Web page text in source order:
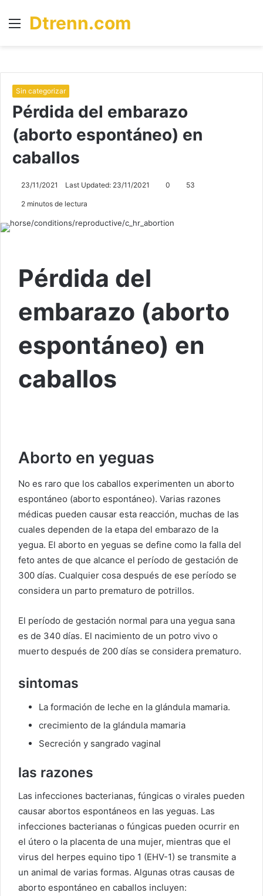
Menú
Dtrenn.com
Sin categorizar
Pérdida del embarazo
(aborto espontáneo) en
caballos
23/11/2021 Last Updated: 23/11/2021 0 53
2 minutos de lectura
Pérdida del
embarazo (aborto
espontáneo) en
caballos
Aborto en yeguas
No es raro que los caballos experimenten un aborto
espontáneo (aborto espontáneo). Varias razones
médicas pueden causar esta reacción, muchas de las
cuales dependen de la etapa del embarazo de la
yegua. El aborto en yeguas se define como la falla del
feto antes de que alcance el período de gestación de
300 días. Cualquier cosa después de ese período se
considera un parto prematuro de potrillos.
El período de gestación normal para una yegua sana
es de 340 días. El nacimiento de un potro vivo o
muerto después de 200 días se considera prematuro.
sintomas
La formación de leche en la glándula mamaria.
crecimiento de la glándula mamaria
Secreción y sangrado vaginal
las razones
Las infecciones bacterianas, fúngicas o virales pueden
causar abortos espontáneos en las yeguas. Las
infecciones bacterianas o fúngicas pueden ocurrir en
el útero o la placenta de una mujer, mientras que el
virus del herpes equino tipo 1 (EHV-1) se transmite a
un animal de varias formas. Algunas otras causas de
aborto espontáneo en caballos incluyen: